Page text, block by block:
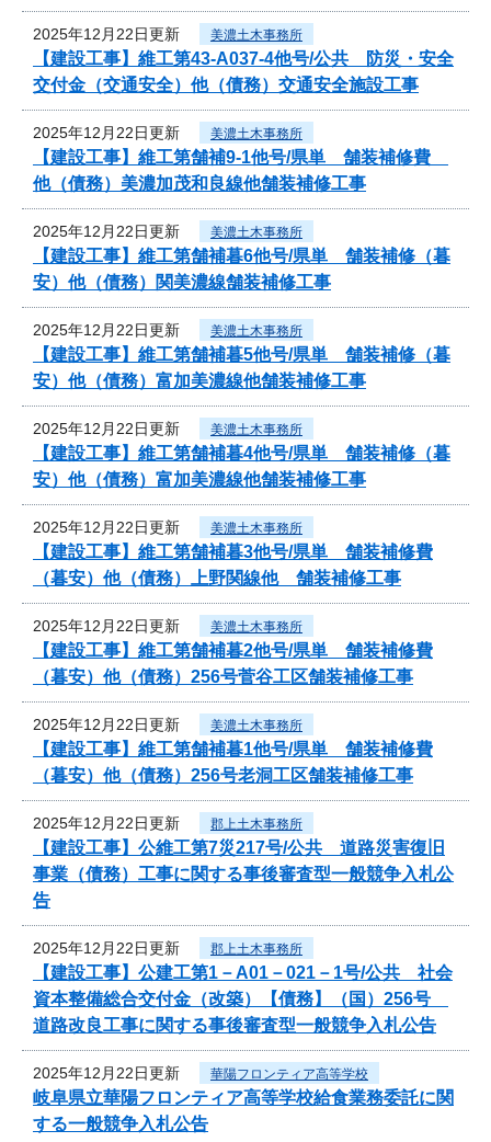
2025年12月22日更新 美濃土木事務所
【建設工事】維工第43-A037-4他号/公共 防災・安全
交付金（交通安全）他（債務）交通安全施設工事
2025年12月22日更新 美濃土木事務所
【建設工事】維工第舗補9-1他号/県単 舗装補修費
他（債務）美濃加茂和良線他舗装補修工事
2025年12月22日更新 美濃土木事務所
【建設工事】維工第舗補暮6他号/県単 舗装補修（暮
安）他（債務）関美濃線舗装補修工事
2025年12月22日更新 美濃土木事務所
【建設工事】維工第舗補暮5他号/県単 舗装補修（暮
安）他（債務）富加美濃線他舗装補修工事
2025年12月22日更新 美濃土木事務所
【建設工事】維工第舗補暮4他号/県単 舗装補修（暮
安）他（債務）富加美濃線他舗装補修工事
2025年12月22日更新 美濃土木事務所
【建設工事】維工第舗補暮3他号/県単 舗装補修費
（暮安）他（債務）上野関線他 舗装補修工事
2025年12月22日更新 美濃土木事務所
【建設工事】維工第舗補暮2他号/県単 舗装補修費
（暮安）他（債務）256号菅谷工区舗装補修工事
2025年12月22日更新 美濃土木事務所
【建設工事】維工第舗補暮1他号/県単 舗装補修費
（暮安）他（債務）256号老洞工区舗装補修工事
2025年12月22日更新 郡上土木事務所
【建設工事】公維工第7災217号/公共 道路災害復旧
事業（債務）工事に関する事後審査型一般競争入札公
告
2025年12月22日更新 郡上土木事務所
【建設工事】公建工第1－A01－021－1号/公共 社会
資本整備総合交付金（改築）【債務】（国）256号
道路改良工事に関する事後審査型一般競争入札公告
2025年12月22日更新 華陽フロンティア高等学校
岐阜県立華陽フロンティア高等学校給食業務委託に関
する一般競争入札公告